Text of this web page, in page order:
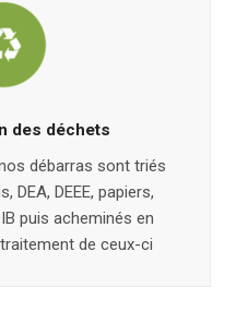
des déchets
débarras sont triés
DEA, DEEE, papiers,
puis acheminés en
de ceux-ci